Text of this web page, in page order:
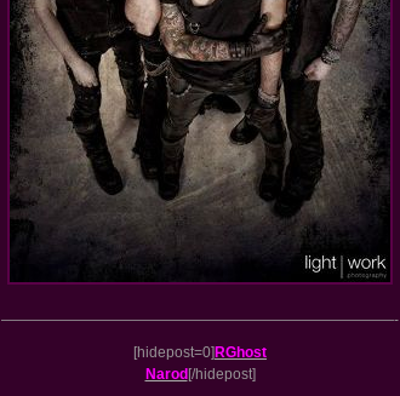
———————————————————————————-
[hidepost=0] RGhost
Narod [/hidepost]